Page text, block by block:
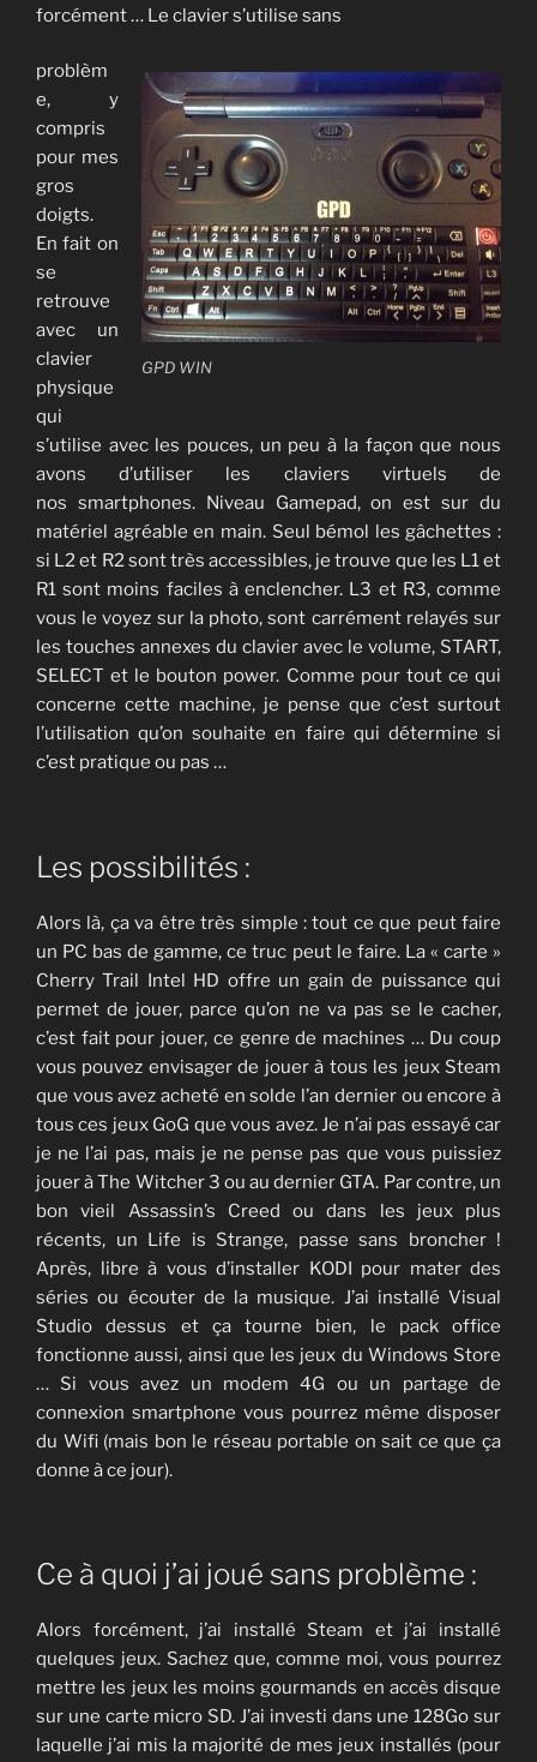
forcément … Le clavier s’utilise sans
GPD WIN
problèm
e, y
compris
pour mes
gros
doigts.
En fait on
se
retrouve
avec un
clavier
physique
qui
s’utilise avec les pouces, un peu à la façon que nous
avons d’utiliser les claviers virtuels de
nos smartphones. Niveau Gamepad, on est sur du
matériel agréable en main. Seul bémol les gâchettes :
si L2 et R2 sont très accessibles, je trouve que les L1 et
R1 sont moins faciles à enclencher. L3 et R3, comme
vous le voyez sur la photo, sont carrément relayés sur
les touches annexes du clavier avec le volume, START,
SELECT et le bouton power. Comme pour tout ce qui
concerne cette machine, je pense que c’est surtout
l’utilisation qu’on souhaite en faire qui détermine si
c’est pratique ou pas …
Les possibilités :
Alors là, ça va être très simple : tout ce que peut faire
un PC bas de gamme, ce truc peut le faire. La « carte »
Cherry Trail Intel HD offre un gain de puissance qui
permet de jouer, parce qu’on ne va pas se le cacher,
c’est fait pour jouer, ce genre de machines … Du coup
vous pouvez envisager de jouer à tous les jeux Steam
que vous avez acheté en solde l’an dernier ou encore à
tous ces jeux GoG que vous avez. Je n’ai pas essayé car
je ne l’ai pas, mais je ne pense pas que vous puissiez
jouer à The Witcher 3 ou au dernier GTA. Par contre, un
bon vieil Assassin’s Creed ou dans les jeux plus
récents, un Life is Strange, passe sans broncher !
Après, libre à vous d’installer KODI pour mater des
séries ou écouter de la musique. J’ai installé Visual
Studio dessus et ça tourne bien, le pack office
fonctionne aussi, ainsi que les jeux du Windows Store
… Si vous avez un modem 4G ou un partage de
connexion smartphone vous pourrez même disposer
du Wifi (mais bon le réseau portable on sait ce que ça
donne à ce jour).
Ce à quoi j’ai joué sans problème :
Alors forcément, j’ai installé Steam et j’ai installé
quelques jeux. Sachez que, comme moi, vous pourrez
mettre les jeux les moins gourmands en accès disque
sur une carte micro SD. J’ai investi dans une 128Go sur
laquelle j’ai mis la majorité de mes jeux installés (pour